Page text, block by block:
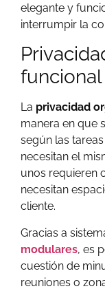
elegante y
interrumpir la
funcional
La privacidad
manera en que
según las
necesitan el
unos requieren
necesitan
cliente.
Gracias a
modulares, es
cuestión de
reuniones o